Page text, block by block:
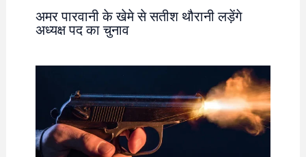
अमर पारवानी के खेमे से सतीश थौरानी लड़ेंगे
अध्यक्ष पद का चुनाव